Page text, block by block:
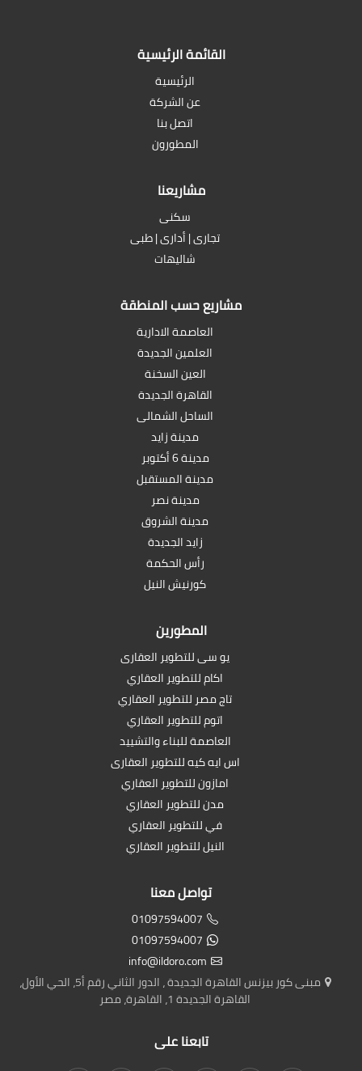
القائمة الرئيسية
الرئيسية
عن الشركة
اتصل بنا
المطورون
مشاريعنا
سكنى
تجارى | أدارى | طبى
شاليهات
مشاريع حسب المنطقة
العاصمة الادارية
العلمين الجديدة
العين السخنة
القاهرة الجديدة
الساحل الشمالى
مدينة زايد
مدينة 6 أكتوبر
مدينة المستقبل
مدينة نصر
مدينة الشروق
زايد الجديدة
رأس الحكمة
كورنيش النيل
المطورين
يو سى للتطوير العقارى
اكام للتطوير العقاري
تاج مصر للتطوير العقاري
اتوم للتطوير العقاري
العاصمة للبناء والتشييد
اس ايه كيه للتطوير العقارى
امازون للتطوير العقاري
مدن للتطوير العقاري
في للتطوير العقاري
النيل للتطوير العقاري
تواصل معنا
01097594007
01097594007
info@ildoro.com
مبنى كور بيزنس القاهرة الجديدة ، الدور الثاني رقم أ5، الحي الأول،
القاهرة الجديدة 1، القاهرة، مصر
تابعنا على